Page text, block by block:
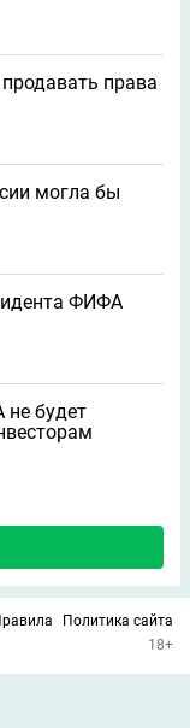
права
могла бы
ФИФА
будет
Политика сайта
18+